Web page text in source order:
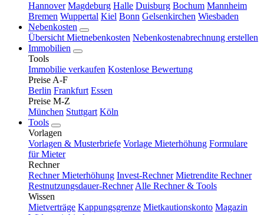
Hannover Magdeburg Halle Duisburg Bochum Mannheim
Bremen Wuppertal Kiel Bonn Gelsenkirchen Wiesbaden
Nebenkosten
Übersicht Mietnebenkosten Nebenkostenabrechnung erstellen
Immobilien
Tools
Immobilie verkaufen Kostenlose Bewertung
Preise A-F
Berlin Frankfurt Essen
Preise M-Z
München Stuttgart Köln
Tools
Vorlagen
Vorlagen & Musterbriefe Vorlage Mieterhöhung Formulare
für Mieter
Rechner
Rechner Mieterhöhung Invest-Rechner Mietrendite Rechner
Restnutzungsdauer-Rechner Alle Rechner & Tools
Wissen
Mietverträge Kappungsgrenze Mietkautionskonto Magazin